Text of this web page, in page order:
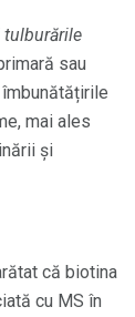
sau
mai ales
și
că biotina
cu MS în